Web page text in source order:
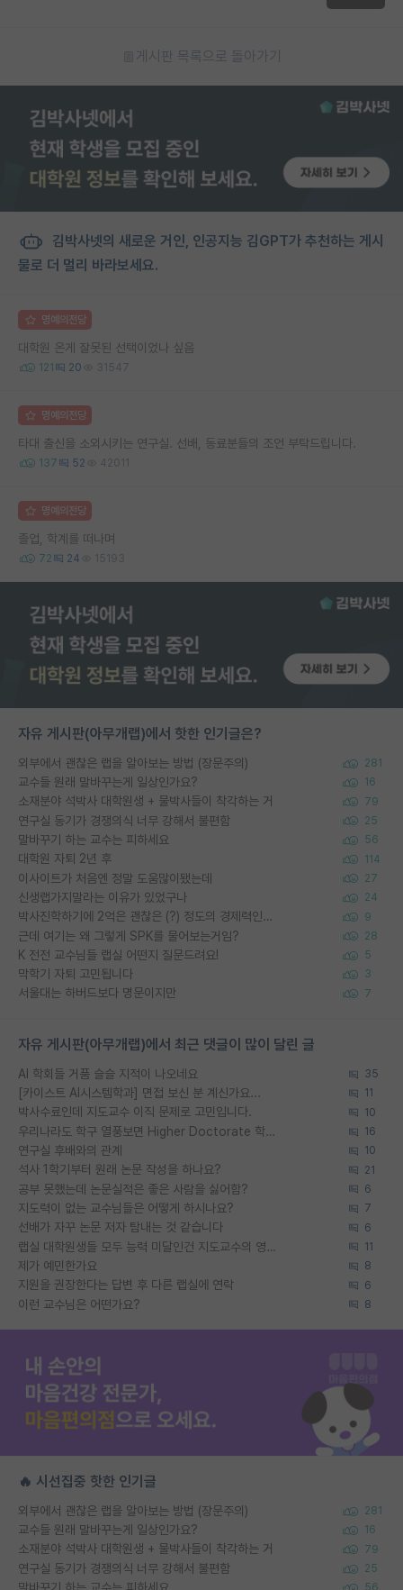
게시판 목록으로 돌아가기
김박사넷의 새로운 거인, 인공지능 김GPT가 추천하는 게시
물로 더 멀리 바라보세요.
명예의전당
대학원 온게 잘못된 선택이었나 싶음
121 20 31547
명예의전당
타대 출신을 소외시키는 연구실. 선배, 동료분들의 조언 부탁드립니다.
137 52 42011
명예의전당
졸업, 학계를 떠나며
72 24 15193
자유 게시판(아무개랩)에서 핫한 인기글은?
외부에서 괜찮은 랩을 알아보는 방법 (장문주의) 281
교수들 원래 말바꾸는게 일상인가요? 16
소재분야 석박사 대학원생 + 물박사들이 착각하는 거 79
연구실 동기가 경쟁의식 너무 강해서 불편함 25
말바꾸기 하는 교수는 피하세요 56
대학원 자퇴 2년 후 114
이사이트가 처음엔 정말 도움많이됐는데 27
신생랩가지말라는 이유가 있었구나 24
박사진학하기에 2억은 괜찮은 (?) 정도의 경제력인가요 9
근데 여기는 왜 그렇게 SPK를 물어보는거임? 28
K 전전 교수님들 랩실 어떤지 질문드려요! 5
막학기 자퇴 고민됩니다 3
서울대는 하버드보다 명문이지만 7
자유 게시판(아무개랩)에서 최근 댓글이 많이 달린 글
AI 학회들 거품 슬슬 지적이 나오네요 35
[카이스트 AI시스템학과] 면접 보신 분 계신가요... 11
박사수료인데 지도교수 이직 문제로 고민입니다. 10
우리나라도 학구 열풍보면 Higher Doctorate 학위가 필요하다고 봅니다. 16
연구실 후배와의 관계 10
석사 1학기부터 원래 논문 작성을 하나요? 21
공부 못했는데 논문실적은 좋은 사람을 싫어함? 6
지도력이 없는 교수님들은 어떻게 하시나요? 7
선배가 자꾸 논문 저자 탐내는 것 같습니다 6
랩실 대학원생들 모두 능력 미달인건 지도교수의 영향 아닌가? 11
제가 예민한가요 8
지원을 권장한다는 답변 후 다른 랩실에 연락 6
이런 교수님은 어떤가요? 8
🔥 시선집중 핫한 인기글
외부에서 괜찮은 랩을 알아보는 방법 (장문주의) 281
교수들 원래 말바꾸는게 일상인가요? 16
소재분야 석박사 대학원생 + 물박사들이 착각하는 거 79
연구실 동기가 경쟁의식 너무 강해서 불편함 25